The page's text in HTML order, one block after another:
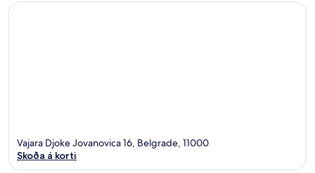
Vajara Djoke Jovanovica 16, Belgrade, 11000
Skoða á korti